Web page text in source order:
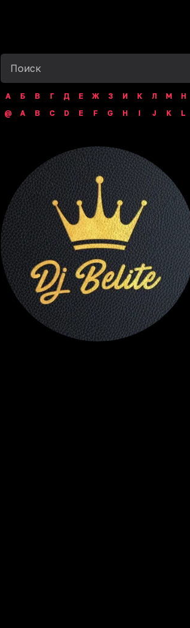
А Б В Г Д Е Ж З И К Л М Н
@
A B C D E F G H I J K L